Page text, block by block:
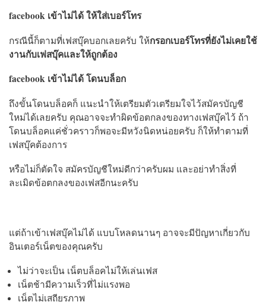
facebook เข้าไม่ได้ ให้ใส่เบอร์โทร
กรณีนี้ก็ตามที่เฟสบุ๊คบอกเลยครับ ให้กรอกเบอร์โทรที่ยังไม่เคยใช้
งานกับเฟสบุ๊คและให้ถูกต้อง
facebook เข้าไม่ได้ โดนบล็อก
ถึงขั้นโดนบล็อคก็ แนะนำให้เตรียมตัวเตรียมใจไว้สมัครบัญชี
ใหม่ได้เลยครับ คุณอาจจะทำผิดข้อตกลงของทางเฟสบุ๊คไว้ ถ้า
โดนบล็อคแค่ชั่วคราวก็พอจะมีหวังนิดหน่อยครับ ก็ให้ทำตามที่
เฟสบุ๊คต้องการ
หรือไม่ก็ตัดใจ สมัครบัญชีใหม่ดีกว่าครับผม และอย่าทำสิ่งที่
ละเมิดข้อตกลงของเฟสอีกนะครับ
แต่ถ้าเข้าเฟสบุ๊คไม่ได้ แบบโหลดนานๆ อาจจะมีปัญหาเกี่ยวกับ
อินเตอร์เน็ตของคุณครับ
ไม่ว่าจะเป็น เน็ตบล็อคไม่ให้เล่นเฟส
เน็ตช้ามีความเร็วที่ไม่แรงพอ
เน็ตไม่เสถียรภาพ